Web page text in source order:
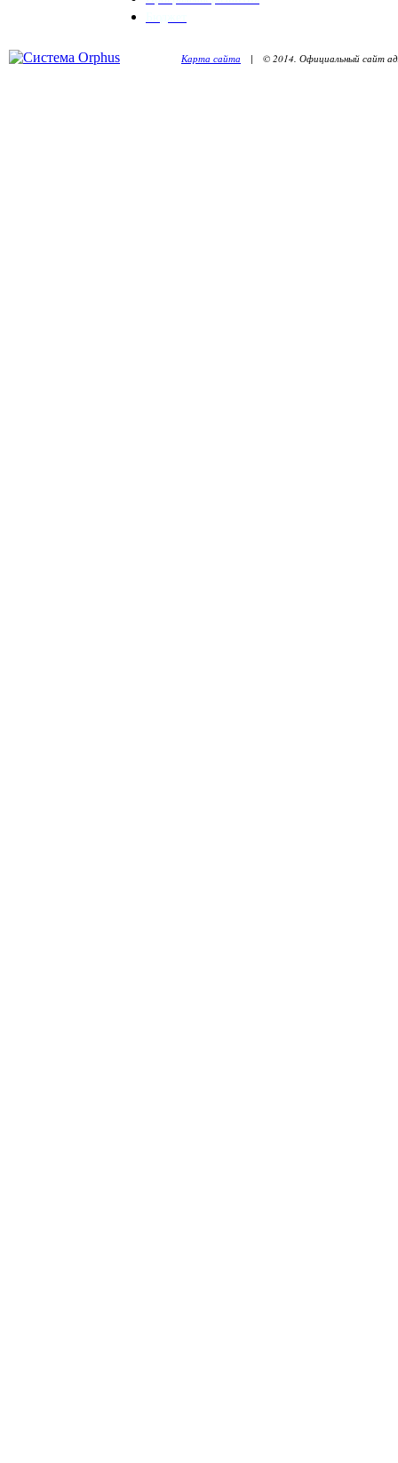
Карта сайта | © 2014. Официальный сайт